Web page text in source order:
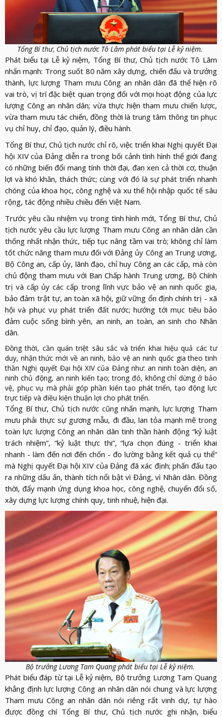
Tổng Bí thư, Chủ tịch nước Tô Lâm phát biểu tại Lễ kỷ niệm.
Phát biểu tại Lễ kỷ niệm, Tổng Bí thư, Chủ tịch nước Tô Lâm
nhấn mạnh: Trong suốt 80 năm xây dựng, chiến đấu và trưởng
thành, lực lượng Tham mưu Công an nhân dân đã thể hiện rõ
vai trò, vị trí đặc biệt quan trọng đối với mọi hoạt động của lực
lượng Công an nhân dân; vừa thực hiện tham mưu chiến lược,
vừa tham mưu tác chiến, đồng thời là trung tâm thông tin phục
vụ chỉ huy, chỉ đạo, quản lý, điều hành.
Tổng Bí thư, Chủ tịch nước chỉ rõ, việc triển khai Nghị quyết Đại
hội XIV của Đảng diễn ra trong bối cảnh tình hình thế giới đang
có những biến đổi mang tính thời đại, đan xen cả thời cơ, thuận
lợi và khó khăn, thách thức; cùng với đó là sự phát triển nhanh
chóng của khoa học, công nghệ và xu thế hội nhập quốc tế sâu
rộng, tác động nhiều chiều đến Việt Nam.
Trước yêu cầu nhiệm vụ trong tình hình mới, Tổng Bí thư, Chủ
tịch nước yêu cầu lực lượng Tham mưu Công an nhân dân cần
thống nhất nhận thức, tiếp tục nâng tầm vai trò; không chỉ làm
tốt chức năng tham mưu đối với Đảng ủy Công an Trung ương,
Bộ Công an, cấp ủy, lãnh đạo, chỉ huy Công an các cấp, mà còn
chủ động tham mưu với Ban Chấp hành Trung ương, Bộ Chính
trị và cấp ủy các cấp trong lĩnh vực bảo vệ an ninh quốc gia,
bảo đảm trật tự, an toàn xã hội, giữ vững ổn định chính trị - xã
hội và phục vụ phát triển đất nước; hướng tới mục tiêu bảo
đảm cuộc sống bình yên, an ninh, an toàn, an sinh cho Nhân
dân.
Đồng thời, cần quán triệt sâu sắc và triển khai hiệu quả các tư
duy, nhận thức mới về an ninh, bảo vệ an ninh quốc gia theo tinh
thần Nghị quyết Đại hội XIV của Đảng như: an ninh toàn diện, an
ninh chủ động, an ninh kiến tạo; trong đó, không chỉ dừng ở bảo
vệ, phục vụ mà phải góp phần kiến tạo phát triển, tạo động lực
trực tiếp và điều kiện thuận lợi cho phát triển.
Tổng Bí thư, Chủ tịch nước cũng nhấn mạnh, lực lượng Tham
mưu phải thực sự gương mẫu, đi đầu, lan tỏa mạnh mẽ trong
toàn lực lượng Công an nhân dân tinh thần hành động “kỷ luật
trách nhiệm”, “kỷ luật thực thi”, “lựa chọn đúng - triển khai
nhanh - làm đến nơi đến chốn - đo lường bằng kết quả cụ thể”
mà Nghị quyết Đại hội XIV của Đảng đã xác định; phấn đấu tạo
ra những dấu ấn, thành tích nổi bật vì Đảng, vì Nhân dân. Đồng
thời, đẩy mạnh ứng dụng khoa học, công nghệ, chuyển đổi số,
xây dựng lực lượng chính quy, tinh nhuệ, hiện đại.
Bộ trưởng Lương Tam Quang phát biểu tại Lễ kỷ niệm.
Phát biểu đáp từ tại Lễ kỷ niệm, Bộ trưởng Lương Tam Quang
khẳng định lực lượng Công an nhân dân nói chung và lực lượng
Tham mưu Công an nhân dân nói riêng rất vinh dự, tự hào
được đồng chí Tổng Bí thư, Chủ tịch nước ghi nhận, biểu